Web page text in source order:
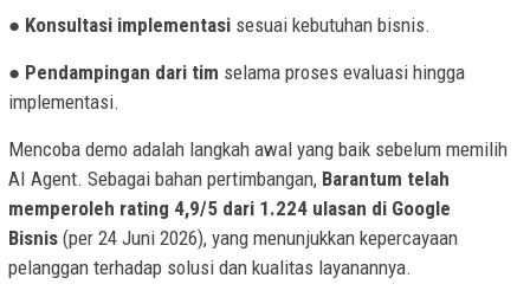
● Konsultasi implementasi sesuai kebutuhan bisnis.
● Pendampingan dari tim selama proses evaluasi hingga
implementasi.
Mencoba demo adalah langkah awal yang baik sebelum memilih
AI Agent. Sebagai bahan pertimbangan, Barantum telah
memperoleh rating 4,9/5 dari 1.224 ulasan di Google
Bisnis (per 24 Juni 2026), yang menunjukkan kepercayaan
pelanggan terhadap solusi dan kualitas layanannya.